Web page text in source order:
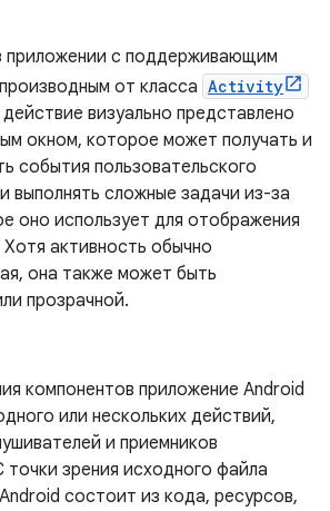
приложении с поддерживающим
от класса Activity
визуально представлено
окном, которое может получать и
события пользовательского
выполнять сложные задачи из-за
оно использует для отображения
Хотя активность обычно
она также может быть
прозрачной.
компонентов приложение Android
или нескольких действий,
и приемников
точки зрения исходного файла
состоит из кода, ресурсов,